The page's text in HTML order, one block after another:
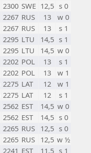
2300 SWE 12,5 s 0
2267 RUS 13
w 0
2267 RUS 13
s 1
2295 LTU 14,5 s 1
2295 LTU 14,5 w 0
2202 POL 13
s 1
2202 POL 13
w 1
2275 LAT 12
w 1
2275 LAT 12
s 1
2562 EST 14,5 w 0
2562 EST 14,5 s 0
2265 RUS 12,5 s 0
2265 RUS 12,5 w ½
2241 EST 11,5 s 1